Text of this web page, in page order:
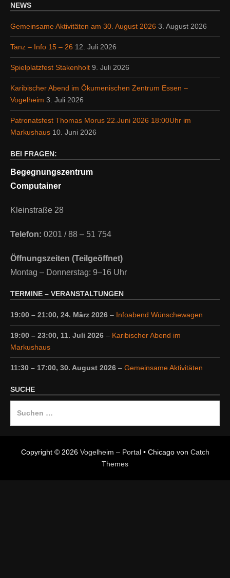
NEWS
Gemeinsame Aktivitäten am 30. August 2026 3. August 2026
Tanz – Info 15 – 26 12. Juli 2026
Spielplatzfest Stakenholt 9. Juli 2026
Karibischer Abend im Ökumenischen Zentrum Essen –
Vogelheim 3. Juli 2026
Patronatsfest Thomas Morus 22.Juni 2026 18:00Uhr im
Markushaus 10. Juni 2026
BEI FRAGEN:
Begegnungszentrum
Computainer
Kleinstraße 28
Telefon: 0201 / 88 – 51 754
Öffnungszeiten (Teilgeöffnet)
Montag – Donnerstag: 9–16 Uhr
TERMINE – VERANSTALTUNGEN
19:00 – 21:00, 24. März 2026 – Infoabend Wünschewagen
19:00 – 23:00, 11. Juli 2026 – Karibischer Abend im
Markushaus
11:30 – 17:00, 30. August 2026 – Gemeinsame Aktivitäten
SUCHE
Copyright © 2026 Vogelheim – Portal• Chicago von Catch
Themes